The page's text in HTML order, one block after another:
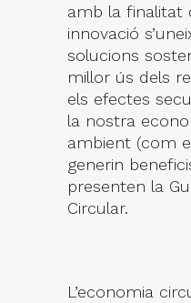
amb la finalitat
innovació
solucions
millor ús dels
els efectes
la nostra
ambient (com
generin
presenten la
Circular.
L’economia